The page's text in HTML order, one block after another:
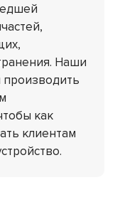
Наши
производить
как
клиентам